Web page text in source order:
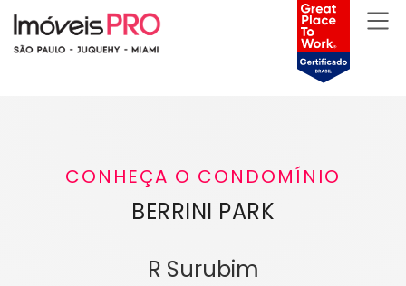
CONHEÇA O CONDOMÍNIO
BERRINI PARK
R Surubim